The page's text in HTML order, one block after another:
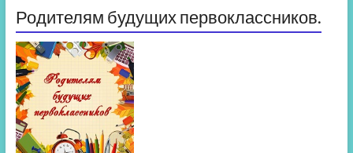
Родителям будущих первоклассников.